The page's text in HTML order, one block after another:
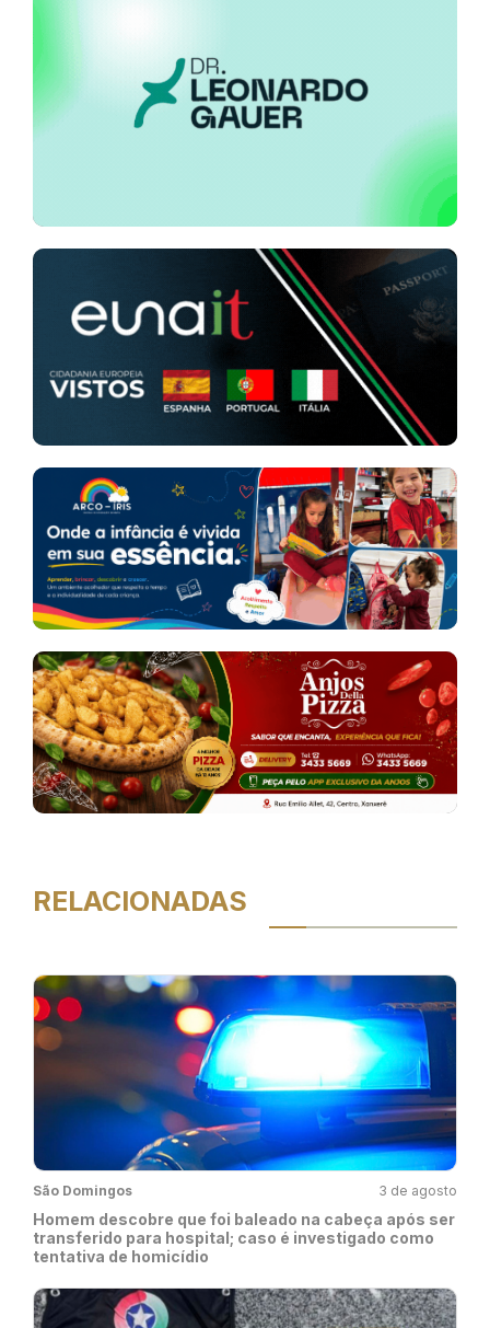
RELACIONADAS
São Domingos 3 de agosto
Homem descobre que foi baleado na cabeça após ser
transferido para hospital; caso é investigado como
tentativa de homicídio